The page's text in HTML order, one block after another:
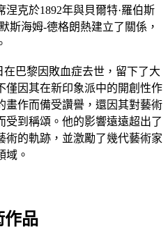
克於1892年與貝爾特·羅伯斯
斯海姆-德格朗熱建立了關係，
在巴黎因敗血症去世，留下了大
僅因其在新印象派中的開創性作
畫作而備受讚譽，還因其對藝術
受到稱頌。他的影響遠遠超出了
術的軌跡，並激勵了幾代藝術家
域。
作品